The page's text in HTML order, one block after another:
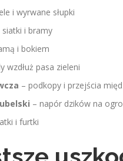
i wyrwane słupki
siatki i bramy
i bokiem
wzdłuż pasa zieleni
– podkopy i przejścia
– napór dzików na
i furtki